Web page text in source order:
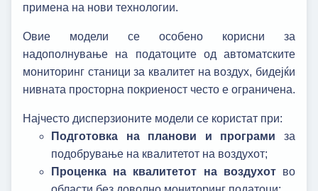
примена на нови технологии.
Овие модели се особено корисни за
надополнување на податоците од автоматските
мониторинг станици за квалитет на воздух, бидејќи
нивната просторна покриеност често е ограничена.
Најчесто дисперзионите модели се користат при:
Подготовка на планови и програми за
подобрување на квалитетот на воздухот;
Проценка на квалитетот на воздухот во